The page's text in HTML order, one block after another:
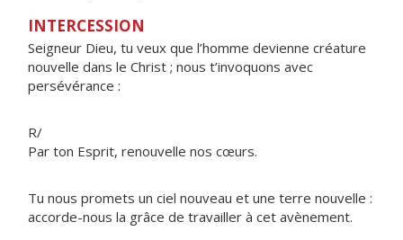
INTERCESSION
Seigneur Dieu, tu veux que l’homme devienne créature
nouvelle dans le Christ ; nous t’invoquons avec
persévérance :
R/
Par ton Esprit, renouvelle nos cœurs.
Tu nous promets un ciel nouveau et une terre nouvelle :
accorde-nous la grâce de travailler à cet avènement.